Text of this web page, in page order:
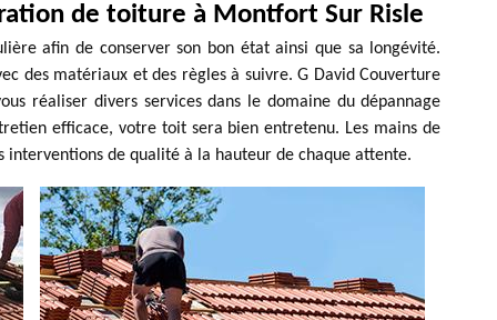
de toiture à Montfort Sur Risle
afin de conserver son bon état ainsi que sa longévité.
des matériaux et des règles à suivre. G David Couverture
réaliser divers services dans le domaine du dépannage
efficace, votre toit sera bien entretenu. Les mains de
interventions de qualité à la hauteur de chaque attente.